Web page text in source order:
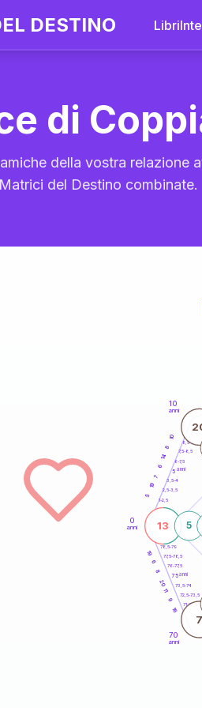
DESTINO Libri
di
della vostra relazione
del Destino combinate.
0
anni
10
anni
70
anni
1-2,5
2,5-3,5
3,5-4
6-7,5
7,5-8,5
8,5-9
71-72,5
72,5-73,5
73,5-74
76-77,5
77,5-78,5
78,5-79
5
19
7
6
14
8
10
16
9
11
20
8
6
19
13
7
5
5 anni
75anni